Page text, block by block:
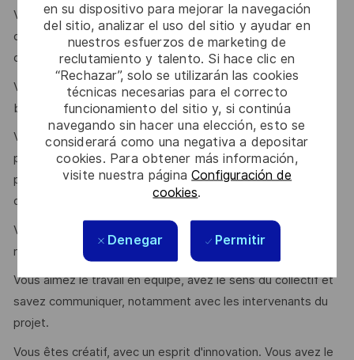
en su dispositivo para mejorar la navegación
del sitio, analizar el uso del sitio y ayudar en
nuestros esfuerzos de marketing de
reclutamiento y talento. Si hace clic en
“Rechazar”, solo se utilizarán las cookies
técnicas necesarias para el correcto
funcionamiento del sitio y, si continúa
navegando sin hacer una elección, esto se
considerará como una negativa a depositar
cookies. Para obtener más información,
visite nuestra páginaConfiguración de
cookies.
Denegar Permitir
Vous avez des connaissances pour la conception
optronique mais aussi une appétence pour d’autres
disciplines, notamment la mécanique générale.
Vous êtes à l’aise dans la rédaction des spécifications du
besoin.
Vous avez connaissance des outils de résolution de
problèmes et de recherche de cause racine, de gestion de
projet, de capitalisation, de diffusion et partage des
données techniques.
Vous avez une capacité de synthèse, d’analyse et de
reporting qui vous permet d’entrainer et de convaincre.
Vous aimez le travail en équipe, avez le sens du collectif et
savez communiquer, notamment avec les intervenants du
projet.
Vous êtes créatif, avec un esprit d'innovation. Vous avez le